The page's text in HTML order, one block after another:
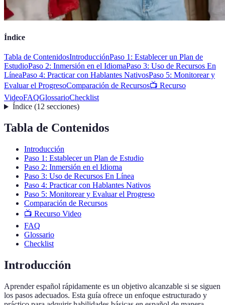
Índice
Tabla de ContenidosIntroducciónPaso 1: Establecer un Plan de
EstudioPaso 2: Inmersión en el IdiomaPaso 3: Uso de Recursos En
LíneaPaso 4: Practicar con Hablantes NativosPaso 5: Monitorear y
Evaluar el ProgresoComparación de Recursos📺 Recurso
VideoFAQGlossarioChecklist
Índice(12 secciones)
Tabla de Contenidos
Introducción
Paso 1: Establecer un Plan de Estudio
Paso 2: Inmersión en el Idioma
Paso 3: Uso de Recursos En Línea
Paso 4: Practicar con Hablantes Nativos
Paso 5: Monitorear y Evaluar el Progreso
Comparación de Recursos
📺 Recurso Video
FAQ
Glossario
Checklist
Introducción
Aprender español rápidamente es un objetivo alcanzable si se siguen
los pasos adecuados. Esta guía ofrece un enfoque estructurado y